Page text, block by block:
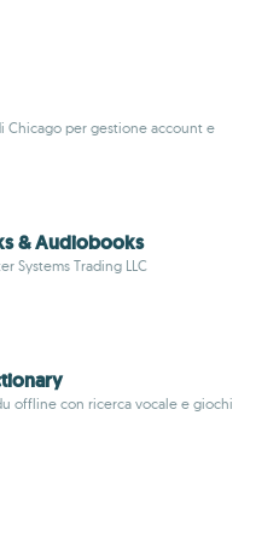
Chicago per gestione account e
& Audiobooks
Systems Trading LLC
offline con ricerca vocale e giochi